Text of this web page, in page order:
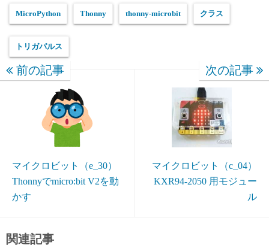
MicroPython Thonny thonny-microbit クラス
トリガパルス
前の記事
マイクロビット（e_30）
Thonnyでmicro:bit V2を動
かす
次の記事
マイクロビット（c_04）
KXR94-2050 用モジュー
ル
関連記事